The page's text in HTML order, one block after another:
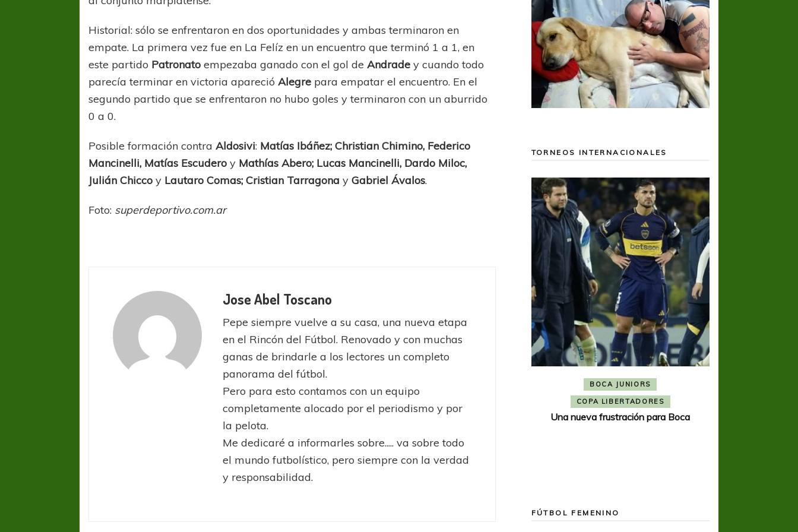
Historial: sólo se enfrentaron en dos oportunidades y ambas terminaron en
empate. La primera vez fue en La Felíz en un encuentro que terminó 1 a 1, en
este partido Patronatoempezaba ganado con el gol deAndradey cuando todo
parecía terminar en victoria aparecióAlegre para empatar el encuentro. En el
segundo partido que se enfrentaron no hubo goles y terminaron con un aburrido
0 a 0.
Posible formación contraAldosivi: Matías Ibáñez; Christian Chimino, Federico
Mancinelli, Matías Escuderoy Mathías Abero; Lucas Mancinelli, Dardo Miloc,
Julián Chicco y Lautaro Comas; Cristian TarragonayGabriel Ávalos.
Foto: superdeportivo.com.ar
Jose Abel Toscano
Pepe siempre vuelve a su casa, una nueva etapa
en el Rincón del Fútbol. Renovado y con muchas
ganas de brindarle a los lectores un completo
panorama del fútbol.
Pero para esto contamos con un equipo
completamente alocado por el periodismo y por
la pelota.
Me dedicaré a informarles sobre..... va sobre todo
el mundo futbolístico, pero siempre con la verdad
y responsabilidad.
TORNEOS INTERNACIONALES
Sur Defendido PSG celebró el bicampeonato
BOCA JUNIORS
COPA LIBERTADORES
Una nueva frustración para Boca
FÚTBOL FEMENINO